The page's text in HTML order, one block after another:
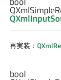
再実装：
bool